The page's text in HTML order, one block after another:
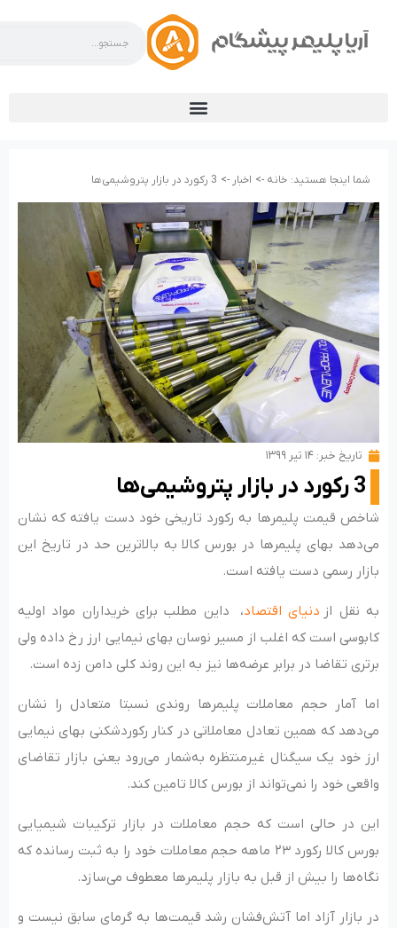
شما اینجا هستید: خانه -> اخبار ->
تاریخ خبر: ۱۴ تیر ۱۳۹۹
3 رکورد در بازار پتروشیمی‌ها
شاخص قیمت پلیمرها به رکورد تاریخی خود دست یافته که نشان
می‌دهد بهای پلیمرها در بورس کالا به بالاترین حد در تاریخ این
بازار رسمی دست یافته است.
به نقل از دنیای اقتصاد، داین مطلب برای خریداران مواد اولیه
کابوسی است که اغلب از مسیر نوسان بهای نیمایی ارز رخ داده ولی
برتری تقاضا در برابر عرضه‌ها نیز به این روند کلی دامن زده است.
اما آمار حجم معاملات پلیمرها روندی نسبتا متعادل را نشان
می‌دهد که همین تعادل معاملاتی در کنار رکوردشکنی بهای نیمایی
ارز خود یک سیگنال غیرمنتظره به‌شمار می‌رود یعنی بازار تقاضای
واقعی خود را نمی‌تواند از بورس کالا تامین کند.
این در حالی است که حجم معاملات در بازار ترکیبات شیمیایی
بورس کالا رکورد ۲۳ ماهه حجم معاملات خود را به ثبت رسانده که
نگاه‌ها را بیش از قبل به بازار پلیمرها معطوف می‌سازد.
در بازار آزاد اما آتش‌فشان رشد قیمت‌ها به گرمای سابق نیست و